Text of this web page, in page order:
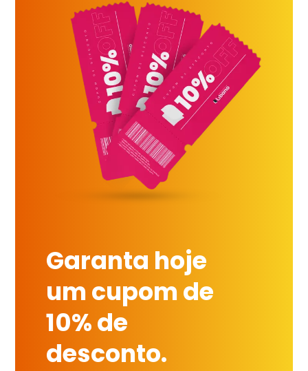
Garanta hoje
um cupom de
10% de
desconto.